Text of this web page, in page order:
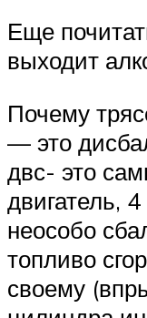
Еще
выходит
Почему
— это
двс- это
двигатель,
неособо
топливо
своему